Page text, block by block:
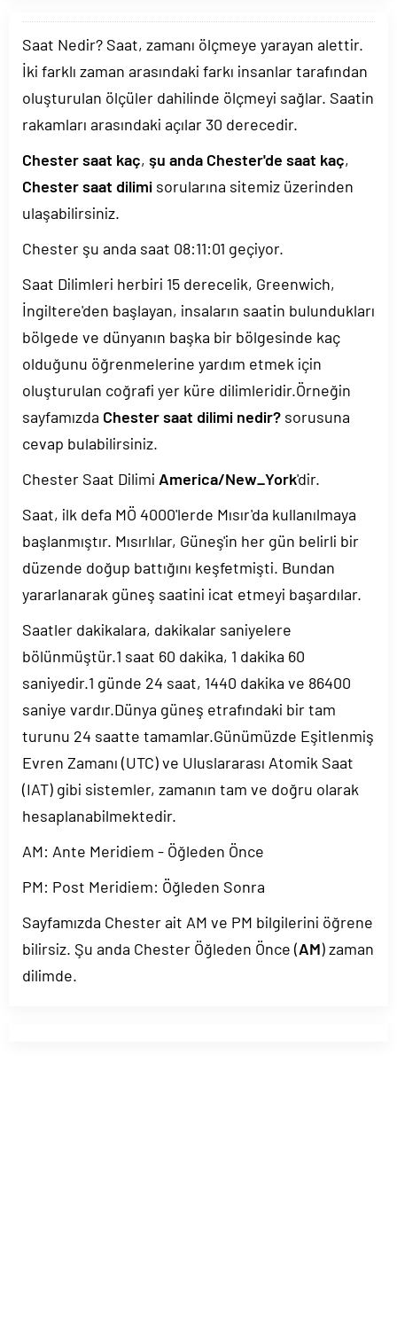
Saat Nedir? Saat, zamanı ölçmeye yarayan alettir.
İki farklı zaman arasındaki farkı insanlar tarafından
oluşturulan ölçüler dahilinde ölçmeyi sağlar. Saatin
rakamları arasındaki açılar 30 derecedir.
Chester saat kaç, şu anda Chester'de saat kaç,
Chester saat dilimi sorularına sitemiz üzerinden
ulaşabilirsiniz.
Chester şu anda saat 08:11:02 geçiyor.
Saat Dilimleri herbiri 15 derecelik, Greenwich,
İngiltere'den başlayan, insaların saatin bulundukları
bölgede ve dünyanın başka bir bölgesinde kaç
olduğunu öğrenmelerine yardım etmek için
oluşturulan coğrafi yer küre dilimleridir.Örneğin
sayfamızda Chester saat dilimi nedir? sorusuna
cevap bulabilirsiniz.
Chester Saat Dilimi America/New_York'dir.
Saat, ilk defa MÖ 4000'lerde Mısır'da kullanılmaya
başlanmıştır. Mısırlılar, Güneş'in her gün belirli bir
düzende doğup battığını keşfetmişti. Bundan
yararlanarak güneş saatini icat etmeyi başardılar.
Saatler dakikalara, dakikalar saniyelere
bölünmüştür.1 saat 60 dakika, 1 dakika 60
saniyedir.1 günde 24 saat, 1440 dakika ve 86400
saniye vardır.Dünya güneş etrafındaki bir tam
turunu 24 saatte tamamlar.Günümüzde Eşitlenmiş
Evren Zamanı (UTC) ve Uluslararası Atomik Saat
(IAT) gibi sistemler, zamanın tam ve doğru olarak
hesaplanabilmektedir.
AM: Ante Meridiem - Öğleden Önce
PM: Post Meridiem: Öğleden Sonra
Sayfamızda Chester ait AM ve PM bilgilerini öğrene
bilirsiz. Şu anda Chester Öğleden Önce (AM) zaman
dilimde.